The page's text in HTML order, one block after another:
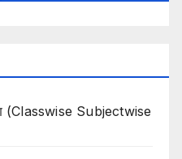
(Classwise Subjectwise